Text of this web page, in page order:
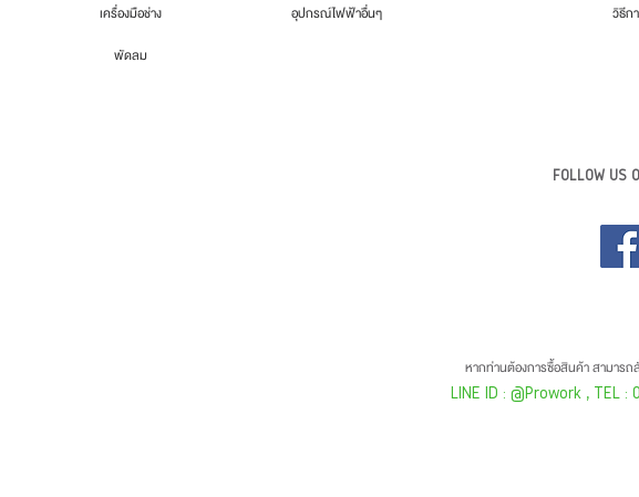
เครื่องมือช่าง
อุปกรณ์ไฟฟ้าอื่นๆ
พัดลม
วิธีก
FOLLOW US
หากท่านต้องการซื้อสินค้า สามาร
LINE ID : @Prowork , TEL :